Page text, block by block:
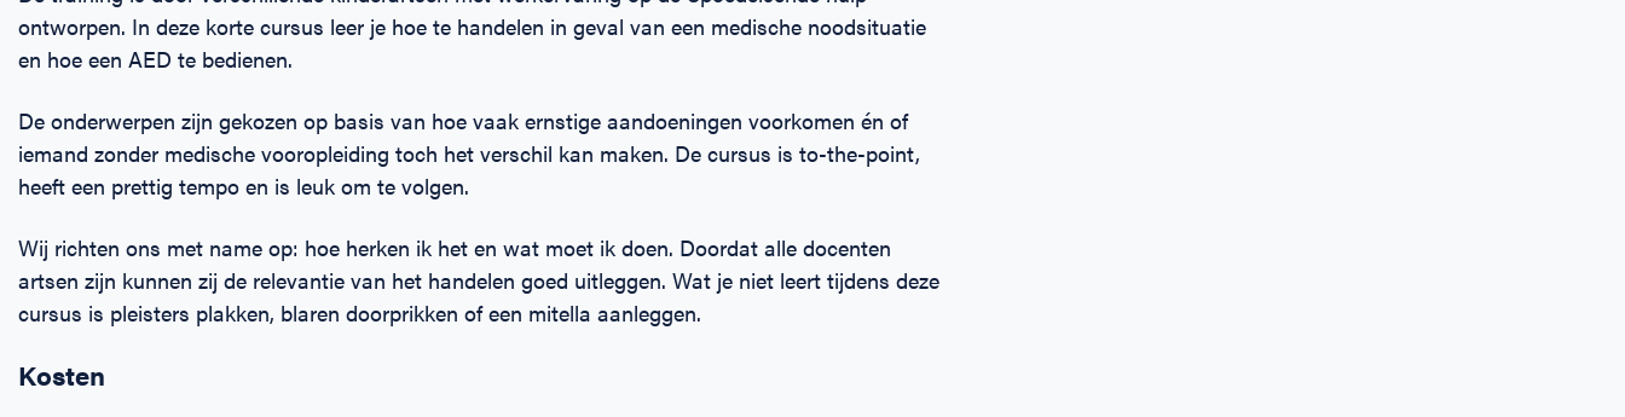
ontworpen. In deze korte cursus leer je hoe te handelen in geval van een medische noodsituatie
en hoe een AED te bedienen.
De onderwerpen zijn gekozen op basis van hoe vaak ernstige aandoeningen voorkomen én of
iemand zonder medische vooropleiding toch het verschil kan maken. De cursus is to-the-point,
heeft een prettig tempo en is leuk om te volgen.
Wij richten ons met name op: hoe herken ik het en wat moet ik doen. Doordat alle docenten
artsen zijn kunnen zij de relevantie van het handelen goed uitleggen. Wat je niet leert tijdens deze
cursus is pleisters plakken, blaren doorprikken of een mitella aanleggen.
Kosten